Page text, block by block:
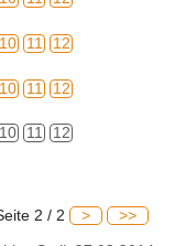
10 11 12
10 11 12
10 11 12
2 / 2 > >>